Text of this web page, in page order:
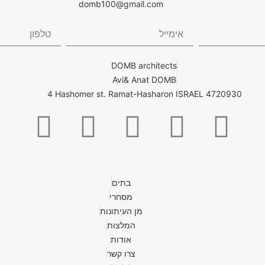
domb100@gmail.com
DOMB architects
Avi& Anat DOMB
4 Hashomer st. Ramat-Hasharon ISRAEL 4720930
בתים
מסחרי
מן העיתונות
המלצות
אודות
צרו קשר